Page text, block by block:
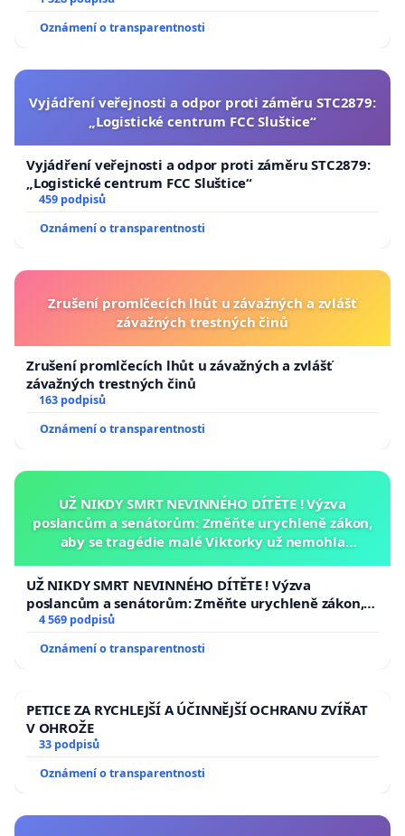
Oznámení o transparentnosti
Vyjádření veřejnosti a odpor proti záměru STC2879:
„Logistické centrum FCC Sluštice“
Vyjádření veřejnosti a odpor proti záměru STC2879:
„Logistické centrum FCC Sluštice“
459 podpisů
Oznámení o transparentnosti
Zrušení promlčecích lhůt u závažných a zvlášť
závažných trestných činů
Zrušení promlčecích lhůt u závažných a zvlášť
závažných trestných činů
163 podpisů
Oznámení o transparentnosti
UŽ NIKDY SMRT NEVINNÉHO DÍTĚTE ! Výzva
poslancům a senátorům: Změňte urychleně zákon,
aby se tragédie malé Viktorky už nemohla
UŽ NIKDY SMRT NEVINNÉHO DÍTĚTE ! Výzva
poslancům a senátorům: Změňte urychleně zákon,
aby se tragédie malé Viktorky už nemohla opakovat!
4 569 podpisů
Oznámení o transparentnosti
PETICE ZA RYCHLEJŠÍ A ÚČINNĚJŠÍ OCHRANU ZVÍŘAT
V OHROŽE
33 podpisů
Oznámení o transparentnosti